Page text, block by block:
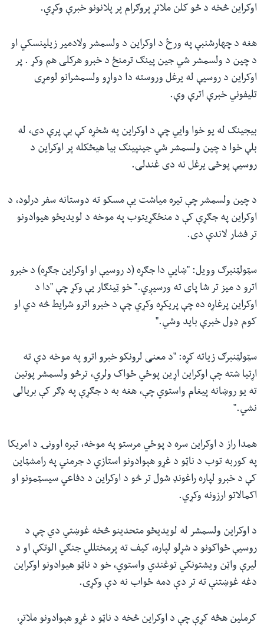
اوکراین څخه د څو کلن ملاتړ پروګرام پر پلانونو خبرې وکړي.
هغه د چهارشنبې په ورځ د اوکراین د ولسمشر ولادمیر زیلینسکي او
د چین د ولسمشر شي جین پینګ ترمنځ د خبرو هرکلی هم وکړ . پر
اوکراین د روسیې له یرغل وروسته دا دواړو ولسمشرانو لومړی
تلیفوني خبرې اترې وې.‌
بیجینګ له یو خوا وايي چې د اوکراین په شخړه کې بې پرې دی، له
بلې خوا د چین ولسمشر شي جینپینګ بیا هیڅکله پر اوکراین د
روسیې پوځی یرغل نه دی غندلی.
د چین ولسمشر چې تیره میاشت یې مسکو ته دوستانه سفر درلود، د
اوکراین په جګړې کې د منځګړیتوب په موخه د لویدیځو هیوادونو
تر فشار لاندې دی.
سټولټنبرګ وویل: "ښايي دا جګړه (‌د روسیې او اوکراین جګړه)‌ د خبرو
اترو د میز تر شا پای ته ورسیږي." خو ټینګار یې وکړ چې "دا د
اوکراین پرغاړه ده چې پریکړه وکړي چې د خبرو اترو شرایط څه دي او
کوم ډول خبرې باید وشي."
سټولټنبرګ زیاته کړه: "د معنی لرونکو خبرو اترو په موخه دې ته
اړتیا شته چې اوکراین اړین پوځي ځواک ولري، ترڅو ولسمشر پوتین
ته یو روښانه پیغام واستوي چې، هغه به د جګړې په ډګر کې بریالی
نشي."
همدا راز د اوکراین سره د پوځي مرستو په موخه، تېره اوونۍ د امریکا
په کوربه توب د ناټو د غړو هېوادونو استازي د جرمني په رامشټاین
کې د خبرو لپاره راغونډ شول تر څو د اوکراین د دفاعي سیسټمونو او
اکمالاتو ارزونه وکړي.
د اوکراین ولسمشر له لویدیځو متحدینو څخه غوښتي دي چې د
روسیې ځواکونو د شړلو لپاره،‌ کیف ته پرمختللي جنګي الوتکې او د
لیرې واټن ویشتونکي توغندي واستوي، خو د ناټو هیوادونو اوکراین
دغه غوښتنې ته تر دې دمه ځواب نه دې وکړی.
کرملین هڅه کړې چې د اوکراین څخه د ناټو د غړو هېوادونو ملاتړ،